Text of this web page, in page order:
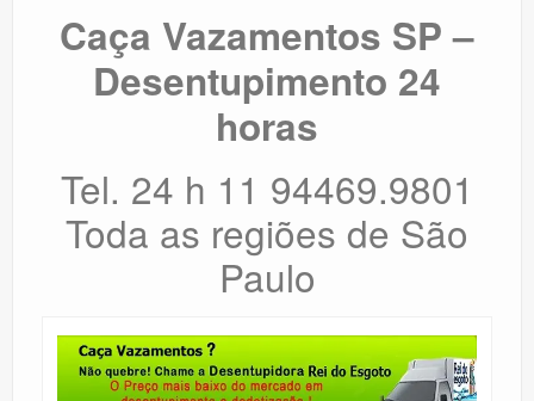
Caça Vazamentos SP –
Desentupimento 24
horas
Tel. 24 h 11 94469.9801
Toda as regiões de São
Paulo